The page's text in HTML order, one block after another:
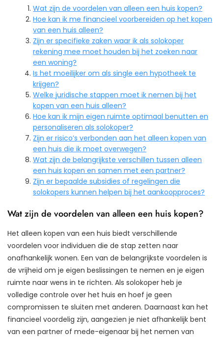
Wat zijn de voordelen van alleen een huis kopen?
Hoe kan ik me financieel voorbereiden op het kopen
van een huis alleen?
Zijn er specifieke zaken waar ik als solokoper
rekening mee moet houden bij het zoeken naar
een woning?
Is het moeilijker om als single een hypotheek te
krijgen?
Welke juridische stappen moet ik nemen bij het
kopen van een huis alleen?
Hoe kan ik mijn eigen ruimte optimaal benutten en
personaliseren als solokoper?
Zijn er risico’s verbonden aan het alleen kopen van
een huis die ik moet overwegen?
Wat zijn de belangrijkste verschillen tussen alleen
een huis kopen en samen met een partner?
Zijn er bepaalde subsidies of regelingen die
solokopers kunnen helpen bij het aankoopproces?
Wat zijn de voordelen van alleen een huis kopen?
Het alleen kopen van een huis biedt verschillende
voordelen voor individuen die de stap zetten naar
onafhankelijk wonen. Een van de belangrijkste voordelen is
de vrijheid om je eigen beslissingen te nemen en je eigen
ruimte naar wens in te richten. Als solokoper heb je
volledige controle over het huis en hoef je geen
compromissen te sluiten met anderen. Daarnaast kan het
financieel voordelig zijn, aangezien je niet afhankelijk bent
van een partner of mede-eigenaar bij het nemen van